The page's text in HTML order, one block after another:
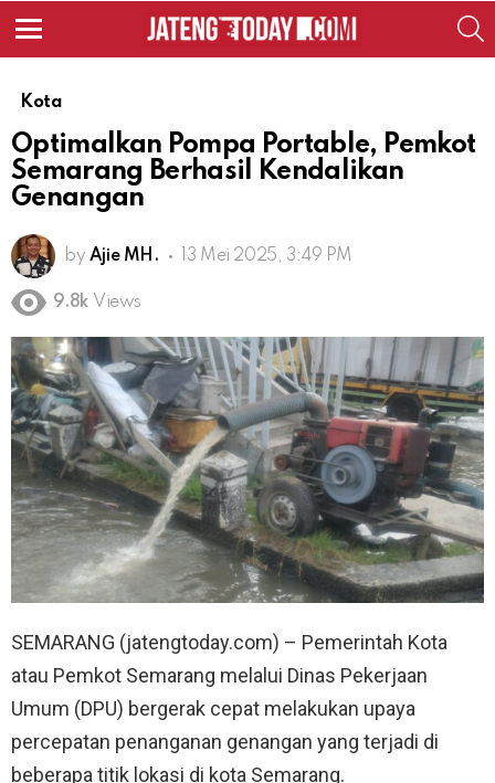
Kota
Optimalkan Pompa Portable, Pemkot
Semarang Berhasil Kendalikan
Genangan
by Ajie MH. 13 Mei 2025, 3:49 PM
9.8k Views
SEMARANG (jatengtoday.com) – Pemerintah Kota
atau Pemkot Semarang melalui Dinas Pekerjaan
Umum (DPU) bergerak cepat melakukan upaya
percepatan penanganan genangan yang terjadi di
beberapa titik lokasi di kota Semarang.